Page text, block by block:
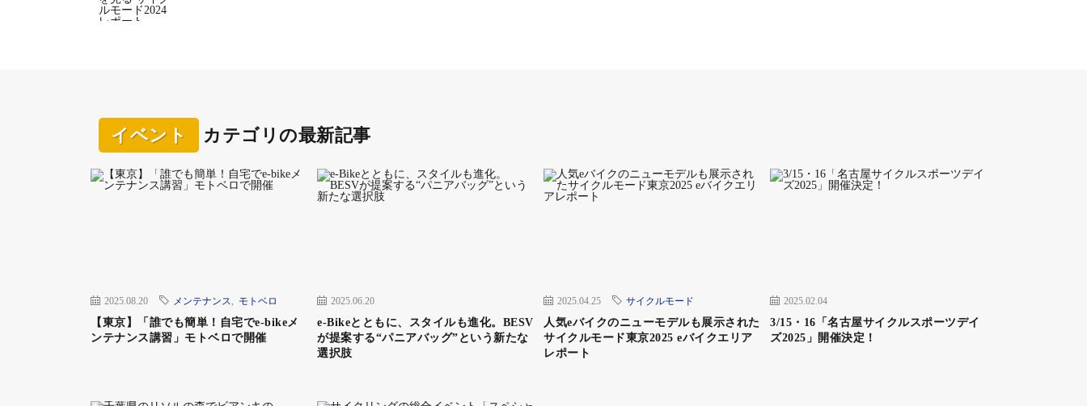
「グラベルエンデュランス」も開催した。
オフロードコースながら「これは危険」と思うような箇所がない。
また、都内からのアクセスもよく、きれいなトイレがあるなど設備はいいし、かなり豪華なケータリン
グサービスもある。それに開催期間中は会場内でのキャンプもできるなどレース以外にも楽しみが多い
YouPortはアウトドア施設だが、グランピングサイトが多くあったりや大型キャンピングカーの受け容れもす
イベント カテゴリの最新記事
2025.08.20 メンテナンス モトベロ
【東京】「誰でも簡単！自宅でe-bikeメ
ンテナンス講習」モトベロで開催
2025.06.20
e-Bikeとともに、スタイルも進化。BESV
が提案する“パニアバッグ”という新たな
選択肢
2025.04.25 サイクルモード
人気eバイクのニューモデルも展示された
サイクルモード東京2025 eバイクエリア
レポート
2025.02.04
3/15・16「名古屋サイクルスポーツデイ
ズ2025」開催決定！